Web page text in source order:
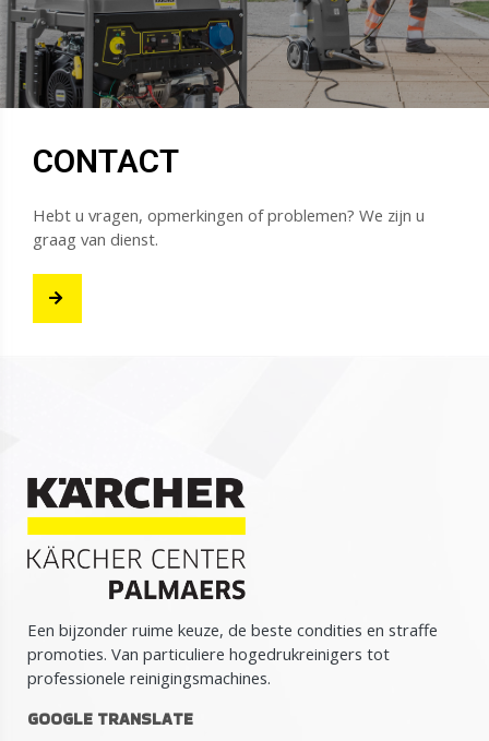
CONTACT
Hebt u vragen, opmerkingen of problemen? We zijn u
graag van dienst.
Een bijzonder ruime keuze, de beste condities en straffe
promoties. Van particuliere hogedrukreinigers tot
professionele reinigingsmachines.
GOOGLE TRANSLATE